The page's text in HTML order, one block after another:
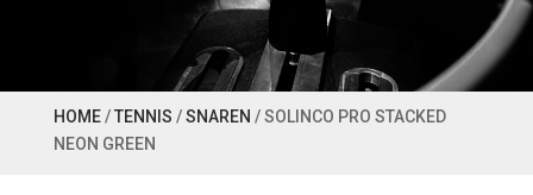
HOME/TENNIS /SNAREN / SOLINCO PRO STACKED
NEON GREEN